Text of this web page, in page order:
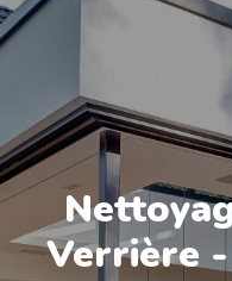
Verrière